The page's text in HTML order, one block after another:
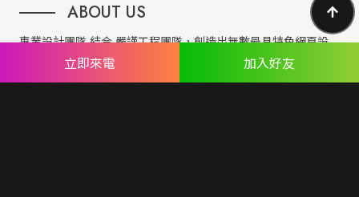
ABOUT US
專業設計團隊 結合 嚴謹工程團隊，創造出無數最具特色網頁設
計，不管是時尚美感或是網站最新特效技術，我們仍不斷學習推
出最創新的網頁設計。
立即來電 加入好友